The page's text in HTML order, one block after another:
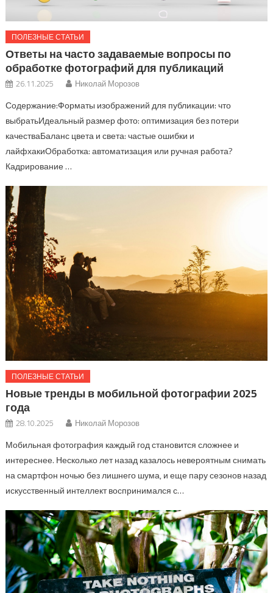
ПОЛЕЗНЫЕ СТАТЬИ
Ответы на часто задаваемые вопросы по
обработке фотографий для публикаций
26.11.2025 Николай Морозов
Содержание:Форматы изображений для публикации: что
выбратьИдеальный размер фото: оптимизация без потери
качестваБаланс цвета и света: частые ошибки и
лайфхакиОбработка: автоматизация или ручная работа?
Кадрирование …
ПОЛЕЗНЫЕ СТАТЬИ
Новые тренды в мобильной фотографии 2025
года
28.10.2025 Николай Морозов
Мобильная фотография каждый год становится сложнее и
интереснее. Несколько лет назад казалось невероятным снимать
на смартфон ночью без лишнего шума, и еще пару сезонов назад
искусственный интеллект воспринимался с…